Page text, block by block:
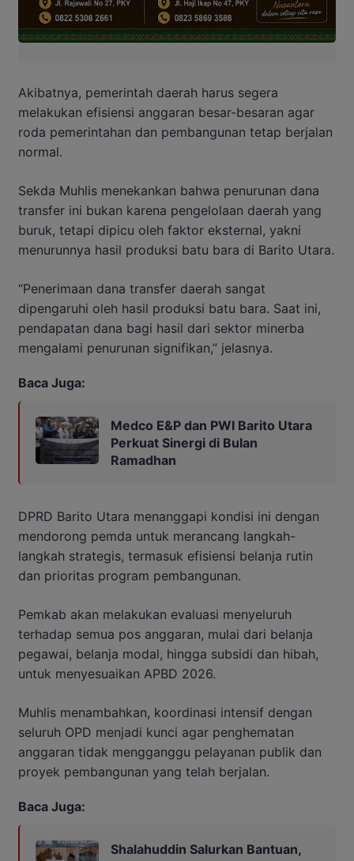
Akibatnya, pemerintah daerah harus segera
melakukan efisiensi anggaran besar-besaran agar
roda pemerintahan dan pembangunan tetap berjalan
normal.
Sekda Muhlis menekankan bahwa penurunan dana
transfer ini bukan karena pengelolaan daerah yang
buruk, tetapi dipicu oleh faktor eksternal, yakni
menurunnya hasil produksi batu bara di Barito Utara.
“Penerimaan dana transfer daerah sangat
dipengaruhi oleh hasil produksi batu bara. Saat ini,
pendapatan dana bagi hasil dari sektor minerba
mengalami penurunan signifikan,” jelasnya.
Baca Juga:
Medco E&P dan PWI Barito Utara
Perkuat Sinergi di Bulan
Ramadhan
DPRD Barito Utara menanggapi kondisi ini dengan
mendorong pemda untuk merancang langkah-
langkah strategis, termasuk efisiensi belanja rutin
dan prioritas program pembangunan.
Pemkab akan melakukan evaluasi menyeluruh
terhadap semua pos anggaran, mulai dari belanja
pegawai, belanja modal, hingga subsidi dan hibah,
untuk menyesuaikan APBD 2026.
Muhlis menambahkan, koordinasi intensif dengan
seluruh OPD menjadi kunci agar penghematan
anggaran tidak mengganggu pelayanan publik dan
proyek pembangunan yang telah berjalan.
Baca Juga:
Shalahuddin Salurkan Bantuan,